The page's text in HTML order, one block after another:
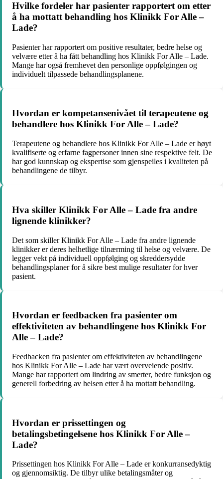
Hvilke fordeler har pasienter rapportert om etter
å ha mottatt behandling hos Klinikk For Alle –
Lade?
Pasienter har rapportert om positive resultater, bedre helse og
velvære etter å ha fått behandling hos Klinikk For Alle – Lade.
Mange har også fremhevet den personlige oppfølgingen og
individuelt tilpassede behandlingsplanene.
Hvordan er kompetansenivået til terapeutene og
behandlere hos Klinikk For Alle – Lade?
Terapeutene og behandlere hos Klinikk For Alle – Lade er høyt
kvalifiserte og erfarne fagpersoner innen sine respektive felt. De
har god kunnskap og ekspertise som gjenspeiles i kvaliteten på
behandlingene de tilbyr.
Hva skiller Klinikk For Alle – Lade fra andre
lignende klinikker?
Det som skiller Klinikk For Alle – Lade fra andre lignende
klinikker er deres helhetlige tilnærming til helse og velvære. De
legger vekt på individuell oppfølging og skreddersydde
behandlingsplaner for å sikre best mulige resultater for hver
pasient.
Hvordan er feedbacken fra pasienter om
effektiviteten av behandlingene hos Klinikk For
Alle – Lade?
Feedbacken fra pasienter om effektiviteten av behandlingene
hos Klinikk For Alle – Lade har vært overveiende positiv.
Mange har rapportert om lindring av smerter, bedre funksjon og
generell forbedring av helsen etter å ha mottatt behandling.
Hvordan er prissettingen og
betalingsbetingelsene hos Klinikk For Alle –
Lade?
Prissettingen hos Klinikk For Alle – Lade er konkurransedyktig
og gjennomsiktig. De tilbyr ulike betalingsmåter og